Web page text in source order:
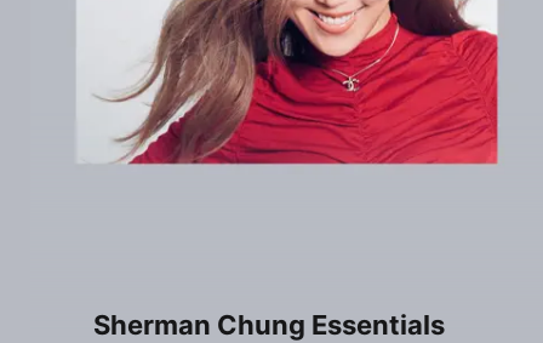
Sherman Chung Essentials